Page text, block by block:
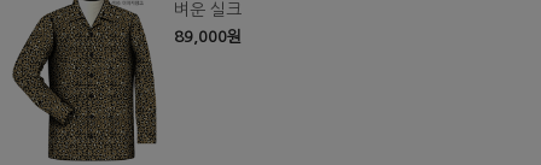
벼운 실크
89,000원